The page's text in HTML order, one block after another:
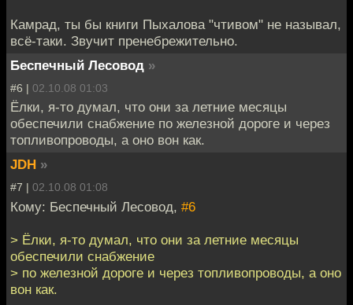
Камрад, ты бы книги Пыхалова "чтивом" не называл,
всё-таки. Звучит пренебрежительно.
Беспечный Лесовод »
#6 | 02.10.08 01:03
Ёлки, я-то думал, что они за летние месяцы
обеспечили снабжение по железной дороге и через
топливопроводы, а оно вон как.
JDH »
#7 | 02.10.08 01:08
Кому: Беспечный Лесовод, #6
> Ёлки, я-то думал, что они за летние месяцы
обеспечили снабжение
> по железной дороге и через топливопроводы, а оно
вон как.